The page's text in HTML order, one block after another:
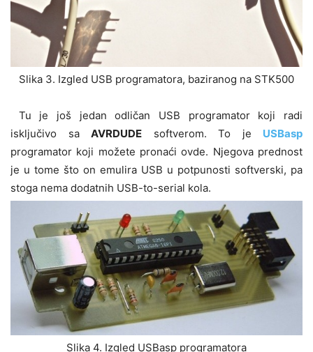
Slika 3. Izgled USB programatora, baziranog na STK500
Tu je još jedan odličan USB programator koji radi
isključivo sa AVRDUDE softverom. To je USBasp
programator koji možete pronaći ovde. Njegova prednost
je u tome što on emulira USB u potpunosti softverski, pa
stoga nema dodatnih USB-to-serial kola.
Slika 4. Izgled USBasp programatora